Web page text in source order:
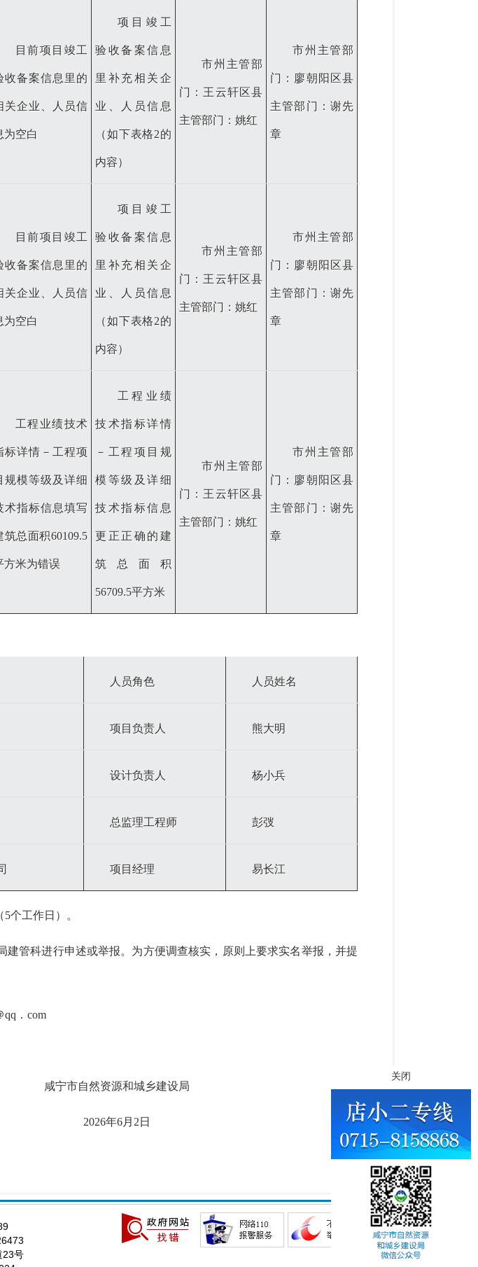
目前项目竣工
收备案信息里的
关企业、人员信
为空白
项目竣工
验收备案信息
里补充相关企
业、人员信息
（如下表格2的
内容）
市州主管部
门：王云轩区县
主管部门：姚红
市州主管部
门：廖朝阳区县
主管部门：谢先
章
目前项目竣工
收备案信息里的
关企业、人员信
为空白
项目竣工
验收备案信息
里补充相关企
业、人员信息
（如下表格2的
内容）
市州主管部
门：王云轩区县
主管部门：姚红
市州主管部
门：廖朝阳区县
主管部门：谢先
章
工程业绩技术
标详情 －工程项
规模等级及详细
术指标信息填写
筑总面积60109.5
方米为错误
工程业绩
技术指标详情
－工程项目规
模等级及详细
技术指标信息
更正正确的建
筑总面积
56709.5平方米
市州主管部
门：王云轩区县
主管部门：姚红
市州主管部
门：廖朝阳区县
主管部门：谢先
章
人员角色 人员姓名
项目负责人 熊大明
设计负责人 杨小兵
总监理工程师 彭弢
项目经理 易长江
个工作日）。
建管科进行申述或举报。为方便调查核实，原则上要求实名举报，并提
qq ．com
市自然资源和城乡建设局
2026年6月 2 日
23号
关闭